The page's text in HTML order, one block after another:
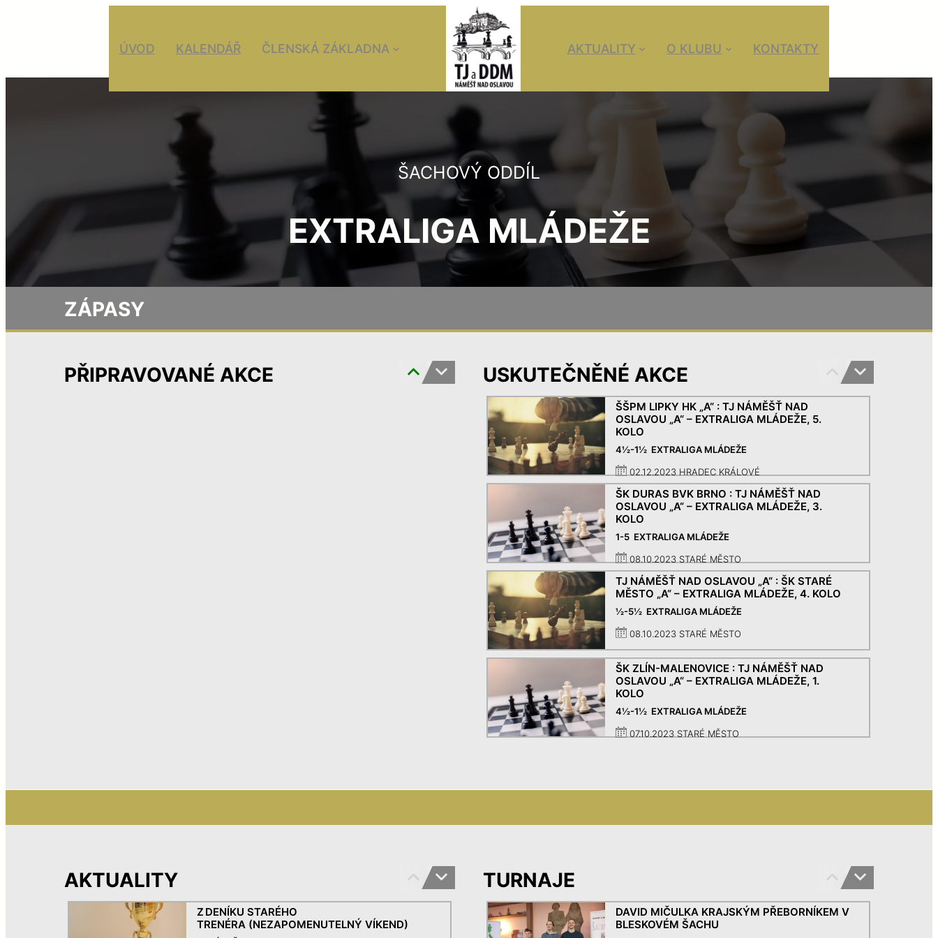
ÚVOD KALENDÁŘ ČLENSKÁ ZÁKLADNA AKTUALITY O KLUBU KONTAKTY
ŠACHOVÝ ODDÍL
EXTRALIGA MLÁDEŽE
ZÁPASY
PŘIPRAVOVANÉ AKCE USKUTEČNĚNÉ AKCE
ŠŠPM LIPKY HK „A“ : TJ NÁMĚŠŤ NAD
OSLAVOU „A“ – EXTRALIGA MLÁDEŽE, 5.
KOLO
4½-1½ EXTRALIGA MLÁDEŽE
02.12.2023 HRADEC KRÁLOVÉ
ŠK DURAS BVK BRNO : TJ NÁMĚŠŤ NAD
OSLAVOU „A“ – EXTRALIGA MLÁDEŽE, 3.
KOLO
1-5 EXTRALIGA MLÁDEŽE
08.10.2023 STARÉ MĚSTO
TJ NÁMĚŠŤ NAD OSLAVOU „A“ : ŠK STARÉ
MĚSTO „A“ – EXTRALIGA MLÁDEŽE, 4. KOLO
½-5½ EXTRALIGA MLÁDEŽE
08.10.2023 STARÉ MĚSTO
ŠK ZLÍN-MALENOVICE : TJ NÁMĚŠŤ NAD
OSLAVOU „A“ – EXTRALIGA MLÁDEŽE, 1.
KOLO
4½-1½ EXTRALIGA MLÁDEŽE
07.10.2023 STARÉ MĚSTO
TJ NÁMĚŠŤ N. O. – PANDA RYCHNOV N. K. –
AKTUALITY
Z DENÍKU STARÉHO
TRENÉRA (NEZAPOMENUTELNÝ VÍKEND)
TURNAJE
DAVID MIČULKA KRAJSKÝM PŘEBORNÍKEM V
BLESKOVÉM ŠACHU